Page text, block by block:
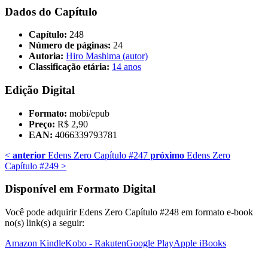
Dados do Capítulo
Capítulo: 248
Número de páginas: 24
Autoria: Hiro Mashima (autor)
Classificação etária: 14 anos
Edição Digital
Formato: mobi/epub
Preço: R$ 2,90
EAN: 4066339793781
< anterior Edens Zero Capítulo #247 próximo Edens Zero
Capítulo #249 >
Disponível em Formato Digital
Você pode adquirir Edens Zero Capítulo #248 em formato e-book
no(s) link(s) a seguir:
Amazon KindleKobo - RakutenGoogle PlayApple iBooks